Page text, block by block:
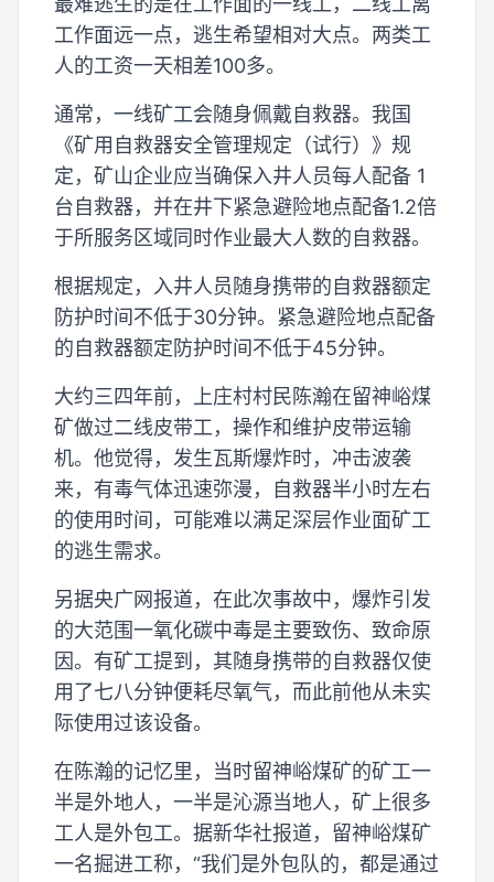
工作面远一点，逃生希望相对大点。两类工
人的工资一天相差100多。
通常，一线矿工会随身佩戴自救器。我国
《矿用自救器安全管理规定（试行）》规
定，矿山企业应当确保入井人员每人配备 1
台自救器，并在井下紧急避险地点配备1.2倍
于所服务区域同时作业最大人数的自救器。
根据规定，入井人员随身携带的自救器额定
防护时间不低于30分钟。紧急避险地点配备
的自救器额定防护时间不低于45分钟。
大约三四年前，上庄村村民陈瀚在留神峪煤
矿做过二线皮带工，操作和维护皮带运输
机。他觉得，发生瓦斯爆炸时，冲击波袭
来，有毒气体迅速弥漫，自救器半小时左右
的使用时间，可能难以满足深层作业面矿工
的逃生需求。
另据央广网报道，在此次事故中，爆炸引发
的大范围一氧化碳中毒是主要致伤、致命原
因。有矿工提到，其随身携带的自救器仅使
用了七八分钟便耗尽氧气，而此前他从未实
际使用过该设备。
在陈瀚的记忆里，当时留神峪煤矿的矿工一
半是外地人，一半是沁源当地人，矿上很多
工人是外包工。据新华社报道，留神峪煤矿
一名掘进工称，“我们是外包队的，都是通过